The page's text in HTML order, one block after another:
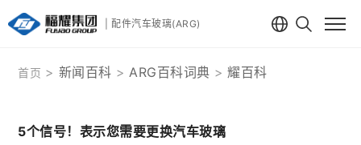
| 配件汽车玻璃(ARG)
首页 新闻百科 ARG百科词典 耀百科
5个信号！表示您需要更换汽车玻璃